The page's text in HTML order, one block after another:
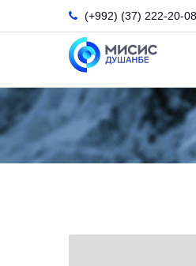
(+992) (37) 222-20-08